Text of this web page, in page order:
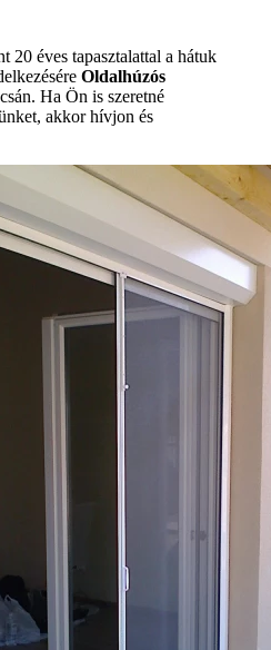
20 éves tapasztalattal a hátuk
Oldalhúzós
Ha Ön is szeretné
akkor hívjon és